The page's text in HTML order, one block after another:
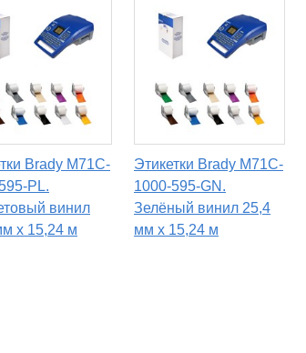
Brady M71C-
PL.
винил
x 15,24 м
Этикетки Brady M71C-
1000-595-GN.
Зелёный винил 25,4
мм x 15,24 м